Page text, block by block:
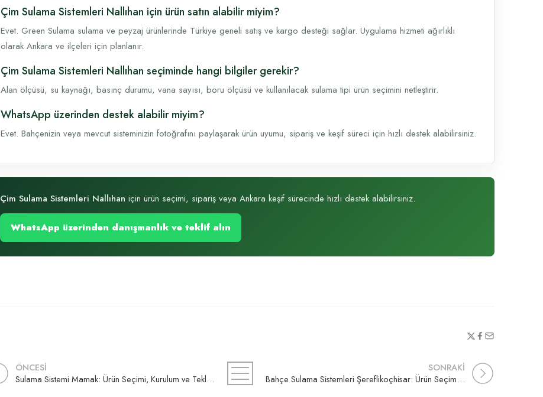
Çim Sulama Sistemleri Nallıhan için ürün satın alabilir miyim?
Evet. Green Sulama sulama ve peyzaj ürünlerinde Türkiye geneli satış ve kargo desteği sağlar. Uygulama hizmeti ağırlıklı
olarak Ankara ve ilçeleri için planlanır.
Çim Sulama Sistemleri Nallıhan seçiminde hangi bilgiler gerekir?
Alan ölçüsü, su kaynağı, basınç durumu, vana sayısı, boru ölçüsü ve kullanılacak sulama tipi ürün seçimini netleştirir.
WhatsApp üzerinden destek alabilir miyim?
Evet. Bahçenizin veya mevcut sisteminizin fotoğrafını paylaşarak ürün uyumu, sipariş ve keşif süreci için hızlı destek alabilirsiniz.
Çim Sulama Sistemleri Nallıhan için ürün seçimi, sipariş veya Ankara keşif sürecinde hızlı destek alabilirsiniz.
WhatsApp üzerinden danışmanlık ve teklif alın
ÖNCESİ
Sulama Sistemi Mamak: Ürün Seçimi, Kurulum ve Teklif Rehberi
SONRAKİ
Bahçe Sulama Sistemleri Şereflikoçhisar: Ürün Seçimi, Kurulum ve Teklif Rehberi